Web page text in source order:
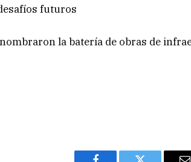
futuros
la batería de obras de